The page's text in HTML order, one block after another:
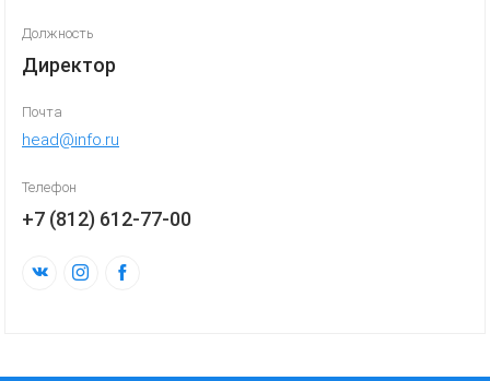
Должность
Директор
Почта
head@info.ru
Телефон
+7 (812) 612-77-00